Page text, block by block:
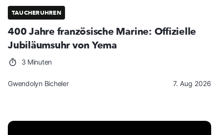
TAUCHERUHREN
400 Jahre französische Marine: Offizielle
Jubiläumsuhr von Yema
3 Minuten
Gwendolyn Bicheler 7. Aug 2026